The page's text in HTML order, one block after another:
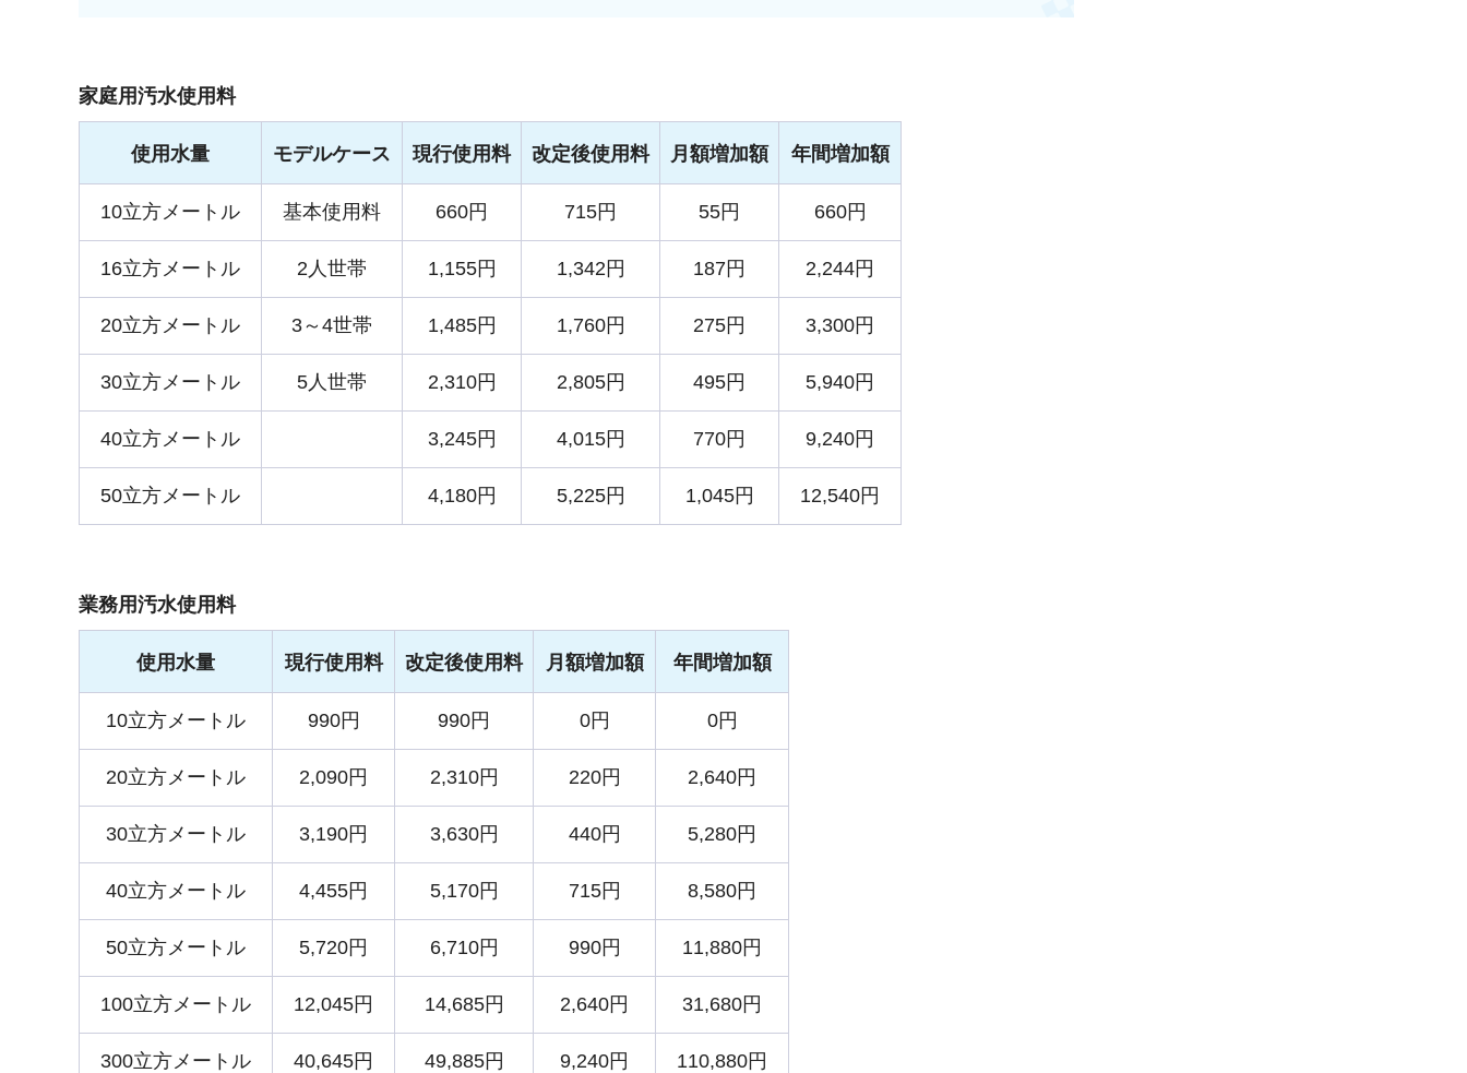
家庭用汚水使用料
使用水量 モデルケース 現行使用料 改定後使用料 月額増加額 年間増加額
10立方メートル 基本使用料 660円 715円 55円 660円
16立方メートル 2人世帯 1,155円 1,342円 187円 2,244円
20立方メートル 3～4世帯 1,485円 1,760円 275円 3,300円
30立方メートル 5人世帯 2,310円 2,805円 495円 5,940円
40立方メートル 3,245円 4,015円 770円 9,240円
50立方メートル 4,180円 5,225円 1,045円 12,540円
業務用汚水使用料
使用水量 現行使用料 改定後使用料 月額増加額 年間増加額
10立方メートル 990円 990円 0円 0円
20立方メートル 2,090円 2,310円 220円 2,640円
30立方メートル 3,190円 3,630円 440円 5,280円
40立方メートル 4,455円 5,170円 715円 8,580円
50立方メートル 5,720円 6,710円 990円 11,880円
100立方メートル 12,045円 14,685円 2,640円 31,680円
300立方メートル 40,645円 49,885円 9,240円 110,880円